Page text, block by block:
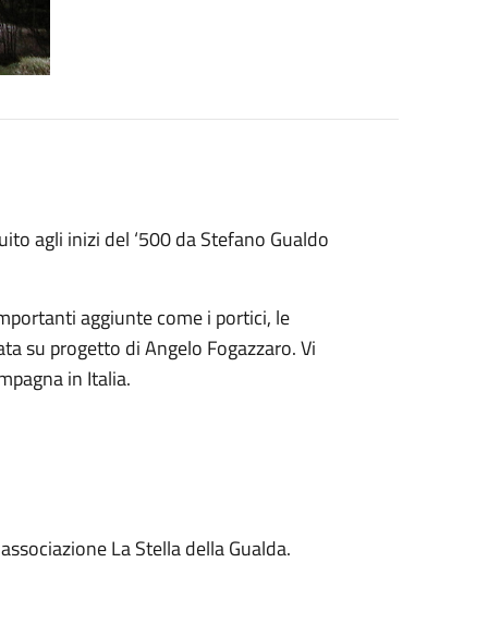
agli inizi del ‘500 da Stefano Gualdo
aggiunte come i portici, le
su progetto di Angelo Fogazzaro. Vi
in Italia.
La Stella della Gualda.